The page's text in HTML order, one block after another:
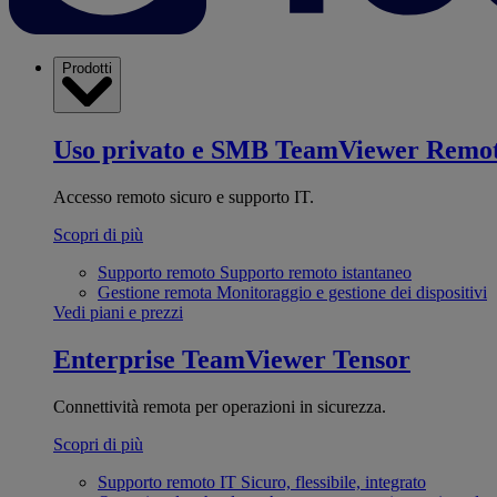
Prodotti
Uso privato e SMB TeamViewer
Accesso remoto sicuro e supporto IT.
Scopri di più
Supporto remoto Supporto remoto istantaneo
Gestione remota Monitoraggio e gestione dei dispositivi
Vedi piani e prezzi
Enterprise TeamViewer Tensor
Connettività remota per operazioni in sicurezza.
Scopri di più
Supporto remoto IT Sicuro, flessibile, integrato